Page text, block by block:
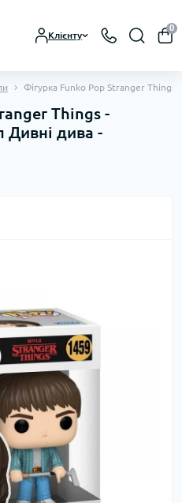
Клієнту
0
Фігурка Funko Pop Stranger
Things -
дива -